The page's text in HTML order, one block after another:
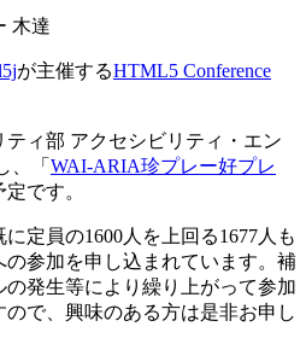
木達
が主催するHTML5 Conference
ィ部 アクセシビリティ・エン
、「 WAI-ARIA珍プレー好プレ
です。
定員の1600人を上回る1677人も
参加を申し込まれています。補
発生等により繰り上がって参加
で、興味のある方は是非お申し